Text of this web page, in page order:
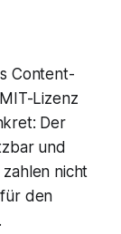
Content-
Lizenz
Der
und
nicht
den